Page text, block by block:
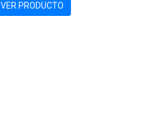
VER PRODUCTO